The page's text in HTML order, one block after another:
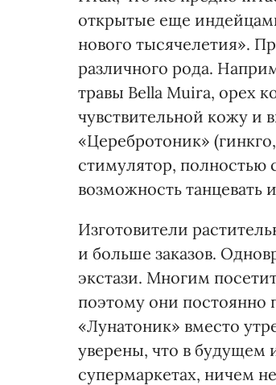
открытые еще
нового тысячелетия».
различного рода.
травы Bella Muira, орех
чувствительной кожу и
«Церебротоник»
стимулятор,
возможность танцевать
Изготовители
и больше заказов.
экстази. Многим
поэтому они
«Лунатоник» вместо
уверены, что в будущем
супермаркетах, ничем